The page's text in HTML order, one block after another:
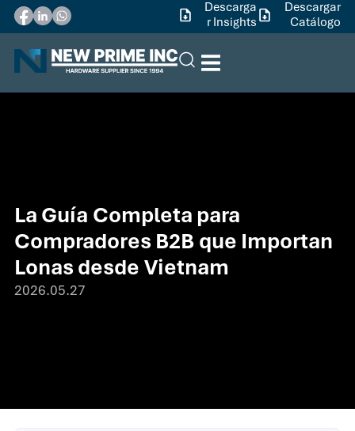
Descarga
r Insights
Descargar
Catálogo
La Guía Completa para
Compradores B2B que Importan
Lonas desde Vietnam
2026.05.27